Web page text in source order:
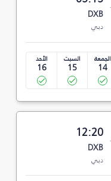
DXB
دبي
الجمعة
14
السبت
15
الأحد
16
12:20
DXB
دبي